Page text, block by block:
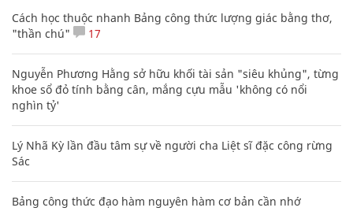
Cách học thuộc nhanh Bảng công thức lượng giác bằng thơ,
"thần chú"
17
Nguyễn Phương Hằng sở hữu khối tài sản "siêu khủng", từng
khoe sổ đỏ tính bằng cân, mắng cựu mẫu 'không có nổi
nghìn tỷ'
Lý Nhã Kỳ lần đầu tâm sự về người cha Liệt sĩ đặc công rừng
Sác
Bảng công thức đạo hàm nguyên hàm cơ bản cần nhớ